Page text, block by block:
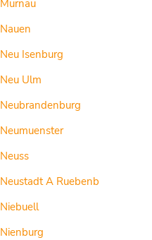
Murnau
Nauen
Neu Isenburg
Neu Ulm
Neubrandenburg
Neumuenster
Neuss
Neustadt A Ruebenb
Niebuell
Nienburg